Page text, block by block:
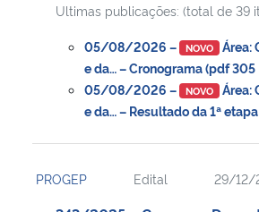
Ultimas publicações: (total de 39
05/08/2026 – NOVO Área:
e da… – Cronograma (pdf 305
05/08/2026 –
NOVO Área:
e da… – Resultado da 1ª
PROGEP Edital 29/12/